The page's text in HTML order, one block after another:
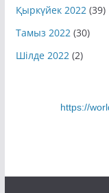
Қыркүйек 2022(39)
Тамыз 2022(30)
Шілде 2022(2)
https://